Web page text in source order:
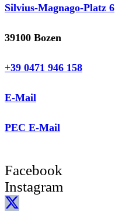
Silvius-Magnago-Platz 6
39100 Bozen
+39 0471 946 158
E-Mail
PEC E-Mail
Facebook
Instagram